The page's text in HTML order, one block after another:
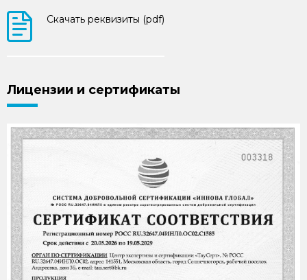
Скачать реквизиты (pdf)
Лицензии и сертификаты